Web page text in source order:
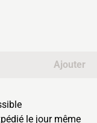
Ajouter
le jour même